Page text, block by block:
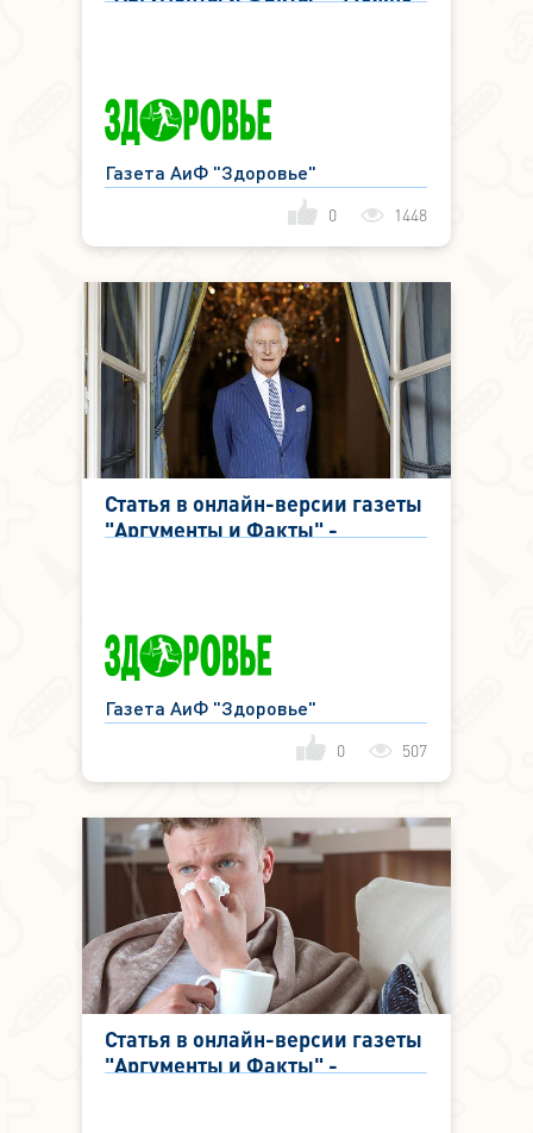
Газета АиФ "Здоровье"
0 1448
Статья в онлайн-версии газеты
"Аргументы и Факты" -
Газета АиФ "Здоровье"
0 507
Статья в онлайн-версии газеты
"Аргументы и Факты" -